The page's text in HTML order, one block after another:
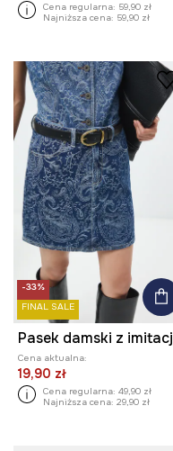
Cena regularna: 59,90 zł
Najniższa cena: 59,90 zł
-33%
FINAL SALE
Cena aktualna:
19,90 zł
Cena regularna: 49,90 zł
Najniższa cena: 29,90 zł